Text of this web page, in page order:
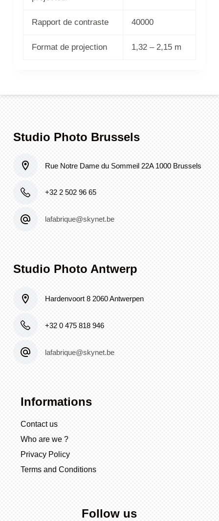
Rapport de contraste 40000
Format de projection 1,32 – 2,15 m
Studio Photo Brussels
Rue Notre Dame du Sommeil 22A 1000 Brussels
+32 2 502 96 65
lafabrique@skynet.be
Studio Photo Antwerp
Hardenvoort 8 2060 Antwerpen
+32 0 475 818 946
lafabrique@skynet.be
Informations
Contact us
Who are we ?
Privacy Policy
Terms and Conditions
Follow us